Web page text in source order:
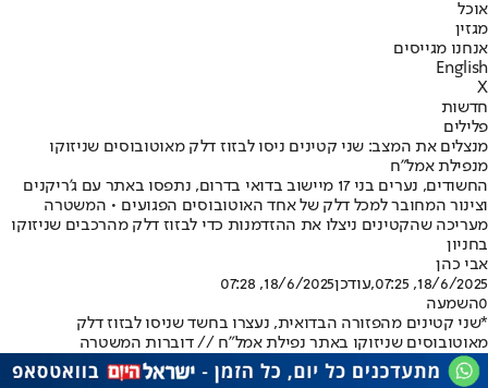
אוכל
מגזין
אנחנו מגייסים
English
X
חדשות
פלילים
מנצלים את המצב: שני קטינים ניסו לבזוז דלק מאוטובוסים שניזוקו
מנפילת אמל"ח
החשודים, נערים בני 17 מיישוב בדואי בדרום, נתפסו באתר עם ג'ריקנים
וצינור המחובר למכל דלק של אחד האוטובוסים הפגועים • המשטרה
מעריכה שהקטינים ניצלו את ההזדמנות כדי לבזוז דלק מהרכבים שניזוקו
בחניון
אבי כהן
18/6/2025, 07:25
,עודכן18/6/2025, 07:28
0השמעה
*שני קטינים מהפזורה הבדואית, נעצרו בחשד שניסו לבזוז דלק
מאוטובוסים שניזוקו באתר נפילת אמל"ח // דוברות המשטרה